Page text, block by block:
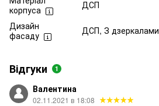
корпуса
ДСП
Дизайн
фасаду
ДСП, З дзеркалами
Відгуки 1
Валентина
02.11.2021 в 18:08